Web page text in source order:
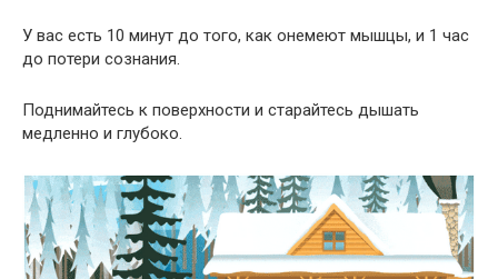
У вас есть 10 минут до того, как онемеют мышцы, и 1 час
до потери сознания.
Поднимайтесь к поверхности и старайтесь дышать
медленно и глубоко.